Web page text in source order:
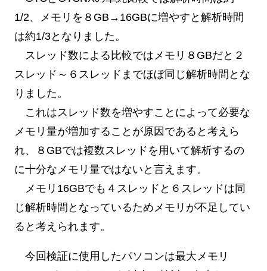
1/2、メモリを８GB→16GBに増やすと解析時間
は約1/3となりました。
スレッド数による比較ではメモリ８GBだと２
スレッド～６スレッドまでほぼ同じ解析時間とな
りました。
これはスレッド数を増やすことによって必要な
メモリ量が増加することが原因であると考えら
れ、８GBでは複数スレッドを用いて解析するの
に十分なメモリ量ではないと言えます。
メモリ16GBでも４スレッドと６スレッドは同
じ解析時間となっているためメモリが不足してい
ると考えられます。
今回検証に使用したパソコンは最大メモリ